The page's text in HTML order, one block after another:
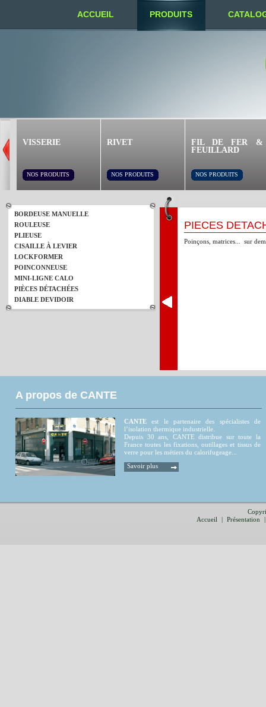
ACCUEIL PRODUITS
VISSERIE
NOS PRODUITS
RIVET
NOS PRODUITS
FIL DE FER &
FEUILLARD
NOS PRODUITS
BORDEUSE MANUELLE
ROULEUSE
PLIEUSE
CISAILLE À LEVIER
LOCKFORMER
POINCONNEUSE
MINI-LIGNE CALO
PIÈCES DÉTACHÉES
DIABLE DEVIDOIR
PIÈCES
Poinçons, matrices... sur
A propos de CANTE
CANTE est le partenaire des spécialistes de
l’isolation thermique industrielle.
Depuis 30 ans, CANTE distribue sur toute la
France toutes les fixations, outillages et tissus de
verre pour les métiers du calorifugeage...
Savoir plus
Accueil
| Présentation